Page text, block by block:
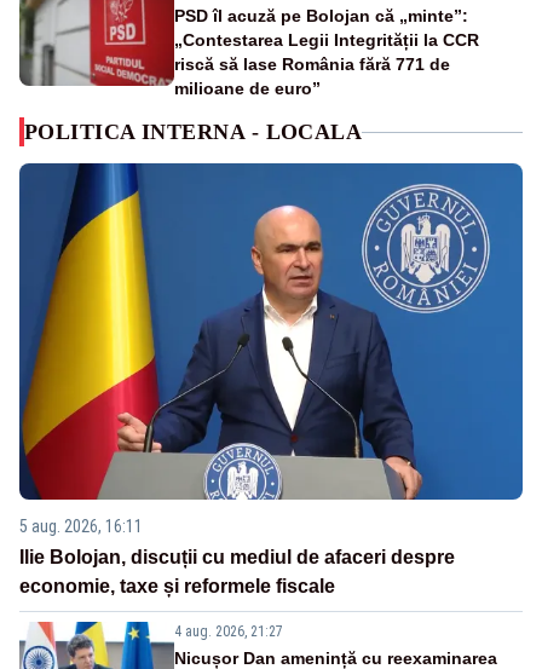
PSD îl acuză pe Bolojan că „minte”:
„Contestarea Legii Integrității la CCR
riscă să lase România fără 771 de
milioane de euro”
POLITICA INTERNA - LOCALA
5 aug. 2026, 16:11
Ilie Bolojan, discuții cu mediul de afaceri despre
economie, taxe și reformele fiscale
4 aug. 2026, 21:27
Nicușor Dan amenință cu reexaminarea